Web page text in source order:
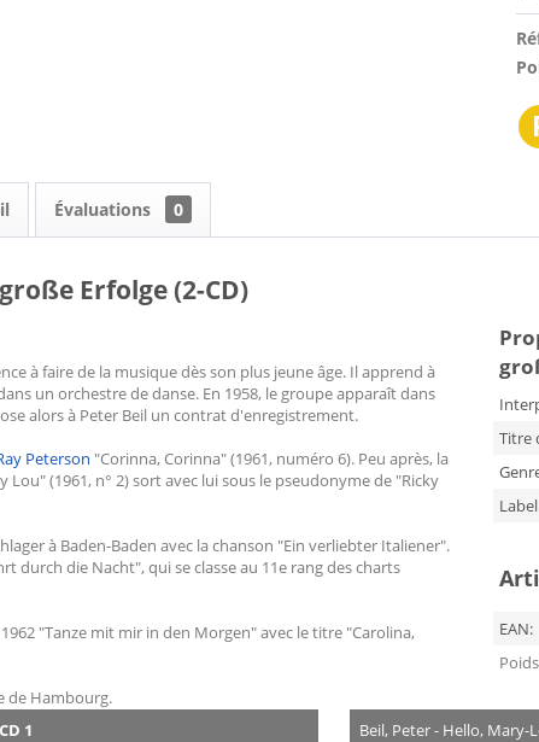
Évaluations 0
Erfolge (2-CD)
à faire de la musique dès son plus jeune âge. Il apprend à
un orchestre de danse. En 1958, le groupe apparaît dans
alors à Peter Beil un contrat d'enregistrement.
Peterson "Corinna, Corinna" (1961, numéro 6). Peu après, la
Lou" (1961, n° 2) sort avec lui sous le pseudonyme de "Ricky
à Baden-Baden avec la chanson "Ein verliebter Italiener".
durch die Nacht", qui se classe au 11e rang des charts
"Tanze mit mir in den Morgen" avec le titre "Carolina,
de Hambourg.
Titre
Label
EAN:
CD 1 Beil, Peter - Hello, Mary-